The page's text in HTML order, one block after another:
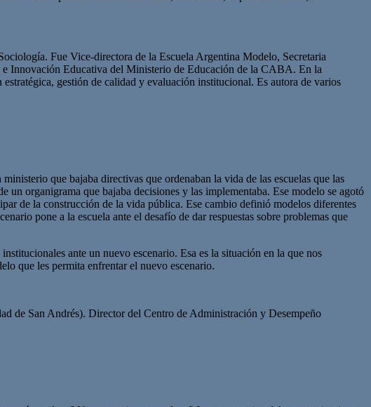
Fue Vice-directora de la Escuela Argentina Modelo, Secretaria
Innovación Educativa del Ministerio de Educación de la CABA. En la
gestión de calidad y evaluación institucional. Es autora de varios
que bajaba directivas que ordenaban la vida de las escuelas que las
organigrama que bajaba decisiones y las implementaba. Ese modelo se agotó
de la construcción de la vida pública. Ese cambio definió modelos diferentes
pone a la escuela ante el desafío de dar respuestas sobre problemas que
ante un nuevo escenario. Esa es la situación en la que nos
que les permita enfrentar el nuevo escenario.
de San Andrés). Director del Centro de Administración y Desempeño